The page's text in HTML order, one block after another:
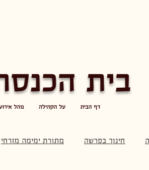
בית
דף הבית על הקהילה נוהל
חינוך בפרשה מתורת ימימה מזרחי